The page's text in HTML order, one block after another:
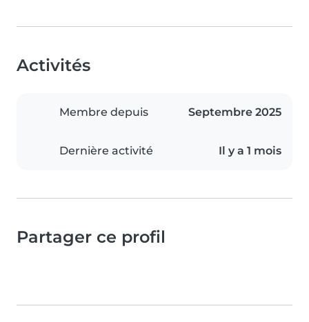
Activités
Membre depuis Septembre 2025
Dernière activité Il y a 1 mois
Partager ce profil